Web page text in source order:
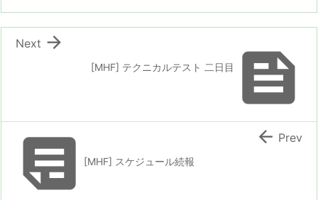

[MHF] テクニカルテスト 二日目

Next
[MHF] スケジュール続報
 Prev